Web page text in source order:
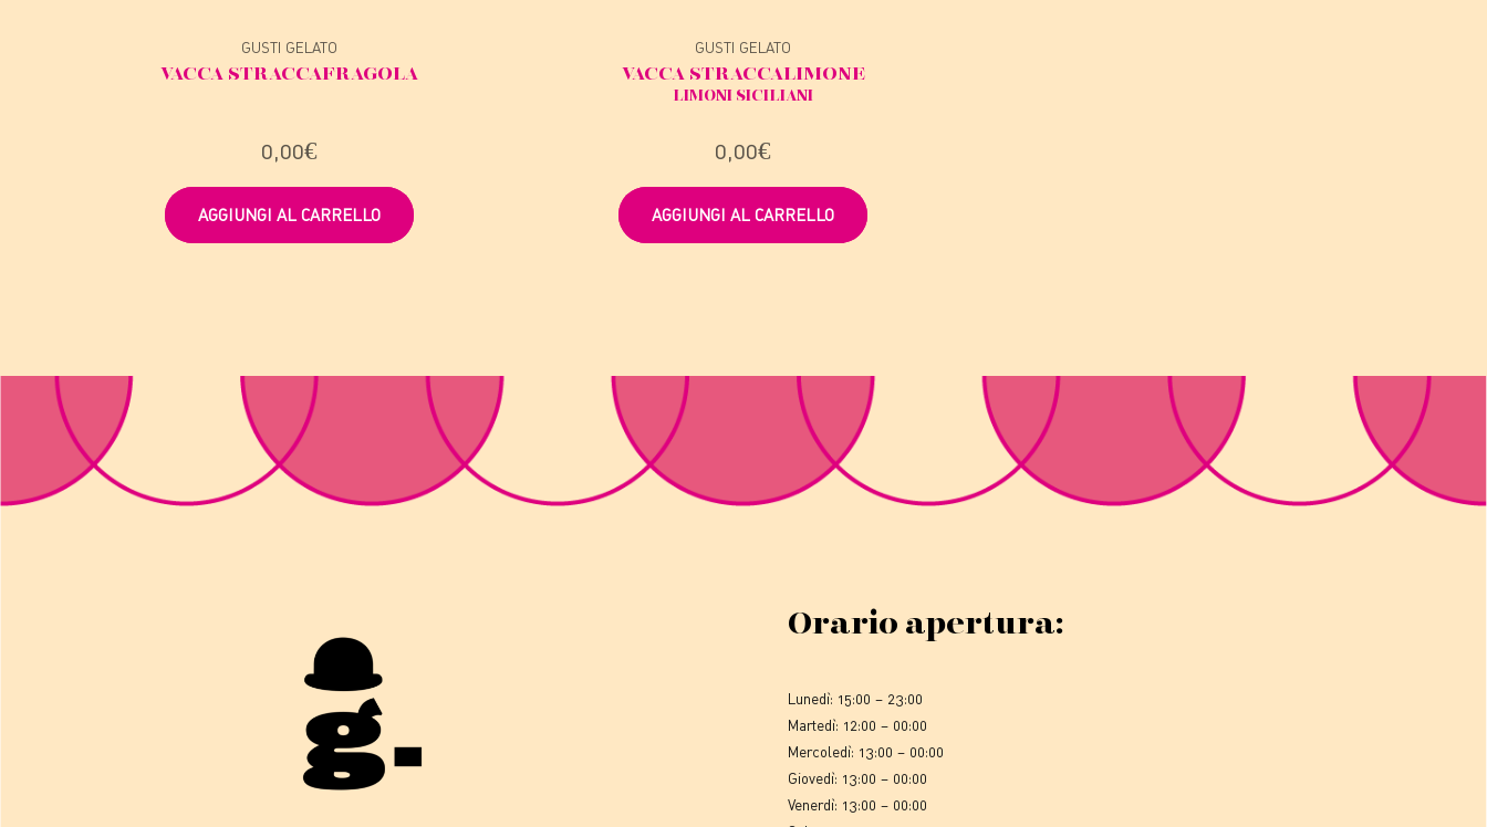
GUSTI GELATO
VACCA STRACCAFRAGOLA
0,00€
AGGIUNGI AL CARRELLO
GUSTI GELATO
VACCA STRACCALIMONE
LIMONI SICILIANI
0,00€
AGGIUNGI AL CARRELLO
Orario apertura:
Lunedì: 15:00 – 23:00
Martedì: 12:00 – 00:00
Mercoledì: 13:00 – 00:00
Giovedì: 13:00 – 00:00
Venerdì: 13:00 – 00:00